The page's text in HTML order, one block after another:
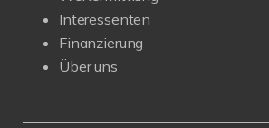
Interessenten
Finanzierung
Über uns